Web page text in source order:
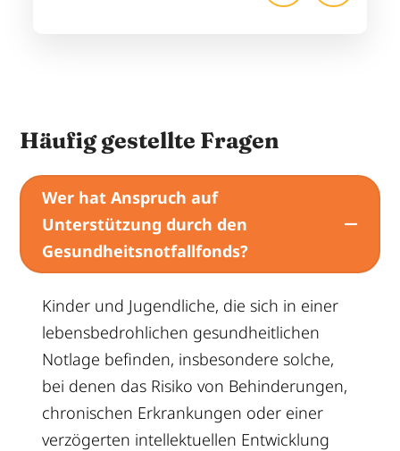
Häufig gestellte Fragen
Wer hat Anspruch auf
Unterstützung durch den
Gesundheitsnotfallfonds?
Kinder und Jugendliche, die sich in einer
lebensbedrohlichen gesundheitlichen
Notlage befinden, insbesondere solche,
bei denen das Risiko von Behinderungen,
chronischen Erkrankungen oder einer
verzögerten intellektuellen Entwicklung